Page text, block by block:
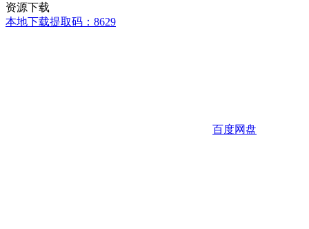
资源下载
本地下载提取码：8629
百度网盘